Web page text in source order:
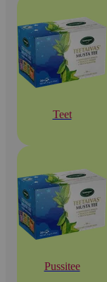
Teet
Pussitee